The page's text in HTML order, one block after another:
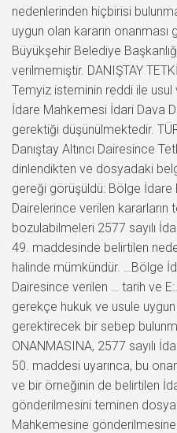
nedenlerinden hiçbirisi
uygun olan kararın onanması
Büyükşehir Belediye
verilmemiştir. DANIŞTAY
Temyiz isteminin reddi ile
İdare Mahkemesi İdari Dava
gerektiği düşünülmektedir.
Danıştay Altıncı Dairesince
dinlendikten ve dosyadaki
gereği görüşüldü: Bölge
Dairelerince verilen
bozulabilmeleri 2577 sayılı
49. maddesinde belirtilen
halinde mümkündür. …Bölge
Dairesince verilen … tarih ve
gerekçe hukuk ve usule uygun
gerektirecek bir sebep
ONANMASINA, 2577 sayılı
50. maddesi uyarınca, bu
ve bir örneğinin de belirtilen
gönderilmesini teminen
Mahkemesine